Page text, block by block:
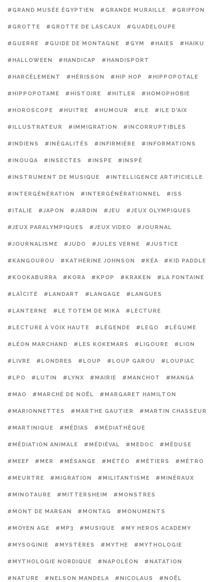
#GRAND MUSÉE ÉGYPTIEN #GRANDE MURAILLE #GRIFFON
#GROTTE #GROTTE DE LASCAUX #GUADELOUPE
#GUERRE #GUIDE DE MONTAGNE #GYM #HAIES #HAIKU
#HALLOWEEN #HANDICAP #HANDISPORT
#HARCÈLEMENT #HÉRISSON #HIP HOP #HIPPOPOTALE
#HIPPOPOTAME #HISTOIRE #HITLER #HOMOPHOBIE
#HOROSCOPE #HUITRE #HUMOUR #ILE #ILE D'AIX
#ILLUSTRATEUR #IMMIGRATION #INCORRUPTIBLES
#INDIENS #INÉGALITÉS #INFIRMIÈRE #INFORMATIONS
#INOUQA #INSECTES #INSPE #INSPÉ
#INSTRUMENT DE MUSIQUE #INTELLIGENCE ARTIFICIELLE
#INTERGÉNÉRATION #INTERGÉNÉRATIONNEL #ISS
#ITALIE #JAPON #JARDIN #JEU #JEUX OLYMPIQUES
#JEUX PARALYMPIQUES #JEUX VIDEO #JOURNAL
#JOURNALISME #JUDO #JULES VERNE #JUSTICE
#KANGOUROU #KATHERINE JOHNSON #KÉA #KID PADDLE
#KOOKABURRA #KORA #KPOP #KRAKEN #LA FONTAINE
#LAÏCITÉ #LANDART #LANGAGE #LANGUES
#LANTERNE #LE TOTEM DE MIKA #LECTURE
#LECTURE À VOIX HAUTE #LÉGENDE #LEGO #LÉGUME
#LÉON MARCHAND #LES KOKEMARS #LIGOURE #LION
#LIVRE #LONDRES #LOUP #LOUP GAROU #LOUPIAC
#LPO #LUTIN #LYNX #MAIRIE #MANCHOT #MANGA
#MAO #MARCHÉ DE NOËL #MARGARET HAMILTON
#MARIONNETTES #MARTHE GAUTIER #MARTIN CHASSEUR
#MARTINIQUE #MÉDIAS #MÉDIATHÈQUE
#MÉDIATION ANIMALE #MÉDIÉVAL #MEDOC #MÉDUSE
#MEEF #MER #MÉSANGE #MÉTÉO #MÉTIERS #MÉTRO
#MEURTRE #MIGRATION #MILITANTISME #MINÉRAUX
#MINOTAURE #MITTERSHEIM #MONSTRES
#MONT DE MARSAN #MONTAG #MONUMENTS
#MOYEN AGE #MP3 #MUSIQUE #MY HEROS ACADEMY
#MYSOGINIE #MYSTÈRES #MYTHE #MYTHOLOGIE
#MYTHOLOGIE NORDIQUE #NAPOLÉON #NATATION
#NATURE #NELSON MANDELA #NICOLAUS #NOËL